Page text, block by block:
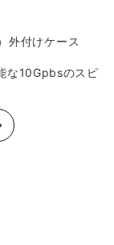
外付けケース
な10Gpbsのスピ